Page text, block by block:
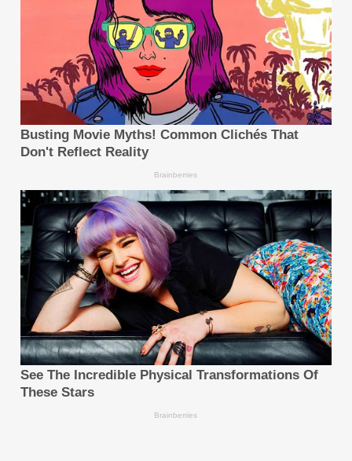
ที่สำคัญกว่านั้น การนำ AI มาใช้ในธุรกิจต้องการการผสาน
รวมอย่างลึกซึ้งเข้ากับองค์ความรู้ โดยเราต้องพิจารณา
ปัจจัยต่างๆ เช่น ความแม่นยำ ความปลอดภัย การปฏิบัติ
ตามกฎระเบียบ และการแบ่งแยกความรับผิดชอบ พร้อมกับ
คำนึงถึงเวิร์คโฟลว์ และตัวชี้วัดความสำเร็จ (KPIs) ด้วย
ซึ่งจากประสบการณ์จริงของ ZTE นั้น ฉันอยากจะฝากเคล็ด
ลับบางประการไว้: ข้อแรก บริษัทควรพัฒนาโครงการ
วิศวกรรมความรู้ของตนเอง และโมเดลขนาดใหญ่เฉพาะ
โดเมน รวมถึงใช้ RAG และดิจิทัล ทวิน เพื่อความเป็นมือ
อาชีพและน่าเชื่อถือ ข้อสอง ระบุปัญหาที่เป็นรูปธรรมที่เอเจ
นท์ต้องเข้าไปแก้ไข เพราะเอเจนท์ที่ทำได้ทุกอย่างมักจบลง
ด้วยการทำอะไรไม่ดีสักอย่าง ข้อสาม รู้ว่าเมื่อไหร่ควรใช้เอ
เจนท์หรือเวิร์คโฟลว์ โดยเอเจนท์จะเก่งในการจัดการงาน
ซับซ้อนที่มีเส้นทางการทำงานหลากหลาย ในขณะที่ เวิร์ค
โฟลว์จะแม่นยำ และมีประสิทธิภาพกว่าในสถานการณ์ที่คาด
เดาได้สูง ข้อสุดท้าย เปิดใช้งานการทำงานร่วมกันระหว่าง
อุปกรณ์ปลายทาง-เอดจ์-ระบบคลาวด์ เพื่อรับประกันทั้ง
ความคุ้มค่าและความปลอดภัย และท่ามกลางส่วนประกอบ
สำคัญทั้งหมดนี้ มนุษย์ยังคงต้องเป็นผู้ที่คอยบังคับทิศทาง
AI ให้ไปในทางที่ถูกต้อง และสร้างคุณค่าที่แท้จริง
คำถามที่ 4: คุณมองวิวัฒนาการของ Agentic AI จาก
ระบบอัตโนมัติตามงานไปสู่พันธมิตรทางธุรกิจแบบบูรณ